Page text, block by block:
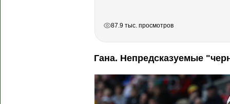
87.9 тыс. просмотров
Гана. Непредсказуемые